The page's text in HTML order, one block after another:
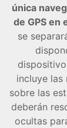
única
de GPS en
se
incluye las
sobre las
deberán
ocultas